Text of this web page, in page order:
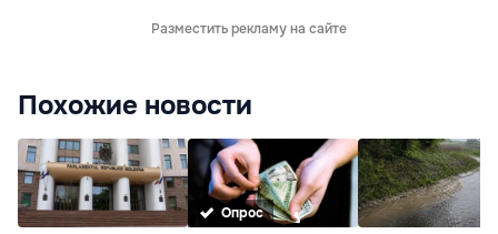
Разместить рекламу на сайте
Похожие новости
Опрос